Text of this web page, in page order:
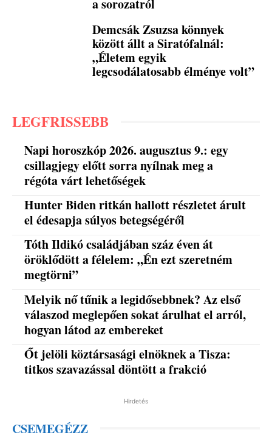
a sorozatról
Demcsák Zsuzsa könnyek
között állt a Siratófalnál:
„Életem egyik
legcsodálatosabb élménye volt”
LEGFRISSEBB
Napi horoszkóp 2026. augusztus 9.: egy
csillagjegy előtt sorra nyílnak meg a
régóta várt lehetőségek
Hunter Biden ritkán hallott részletet árult
el édesapja súlyos betegségéről
Tóth Ildikó családjában száz éven át
öröklődött a félelem: „Én ezt szeretném
megtörni”
Melyik nő tűnik a legidősebbnek? Az első
válaszod meglepően sokat árulhat el arról,
hogyan látod az embereket
Őt jelöli köztársasági elnöknek a Tisza:
titkos szavazással döntött a frakció
Hirdetés
CSEMEGÉZZ